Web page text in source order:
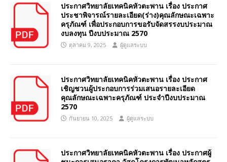
ประกาศวิทยาลัยเทคนิคหัวตะพาน เรื่อง ประกาศ
ประชาพิจารณ์รายละเอียด(ร่าง)คุณลักษณะเฉพาะ
ครุภัณฑ์ เพื่อประกอบการขอรับจัดสรรงบประมาณ
งบลงทุน ปีงบประมาณ 2570
ตุลาคม 9, 2025 ผู้ดูแลระบบ
ประกาศวิทยาลัยเทคนิคหัวตะพาน เรื่อง ประกาศ
เชิญชวนผู้ประกอบการร่วมเสนอรายละเอียด
คุณลักษณะเฉพาะครุภัณฑ์ ประจำปีงบประมาณ
2570
กันยายน 10, 2025 ผู้ดูแลระบบ
ประกาศวิทยาลัยเทคนิคหัวตะพาน เรื่อง ประกาศผู้